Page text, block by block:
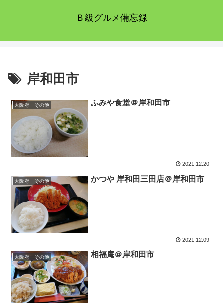
Ｂ級グルメ備忘録
岸和田市
大阪府 その他 ふみや食堂＠岸和田市
2021.12.20
大阪府 その他 かつや 岸和田三田店＠岸和田市
2021.12.09
大阪府 その他 相福庵＠岸和田市